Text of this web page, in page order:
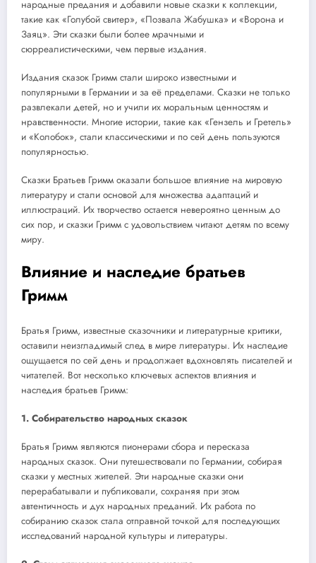
народные предания и добавили новые сказки к коллекции,
такие как «Голубой свитер», «Позвала Жабушка» и «Ворона и
Заяц». Эти сказки были более мрачными и
сюрреалистическими, чем первые издания.
Издания сказок Гримм стали широко известными и
популярными в Германии и за её пределами. Сказки не только
развлекали детей, но и учили их моральным ценностям и
нравственности. Многие истории, такие как «Гензель и Гретель»
и «Колобок», стали классическими и по сей день пользуются
популярностью.
Сказки Братьев Гримм оказали большое влияние на мировую
литературу и стали основой для множества адаптаций и
иллюстраций. Их творчество остается невероятно ценным до
сих пор, и сказки Гримм с удовольствием читают детям по всему
миру.
Влияние и наследие братьев
Гримм
Братья Гримм, известные сказочники и литературные критики,
оставили неизгладимый след в мире литературы. Их наследие
ощущается по сей день и продолжает вдохновлять писателей и
читателей. Вот несколько ключевых аспектов влияния и
наследия братьев Гримм:
1. Собирательство народных сказок
Братья Гримм являются пионерами сбора и пересказа
народных сказок. Они путешествовали по Германии, собирая
сказки у местных жителей. Эти народные сказки они
перерабатывали и публиковали, сохраняя при этом
автентичность и дух народных преданий. Их работа по
собиранию сказок стала отправной точкой для последующих
исследований народной культуры и литературы.